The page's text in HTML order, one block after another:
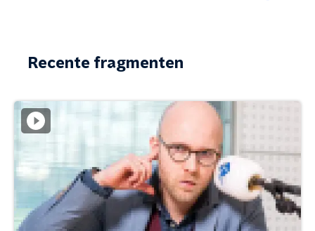
Recente fragmenten